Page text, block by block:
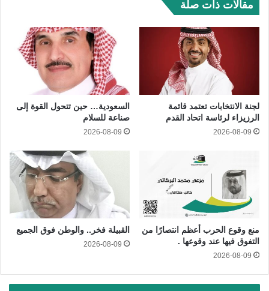
مقالات ذات صلة
لجنة الانتخابات تعتمد قائمة
الرزيزاء لرئاسة اتحاد القدم
2026-08-09
السعودية… حين تتحول القوة إلى
صناعة للسلام
2026-08-09
منع وقوع الحرب أعظم انتصارًا من
التفوق فيها عند وقوعها .
2026-08-09
القبيلة فخر.. والوطن فوق الجميع
2026-08-09